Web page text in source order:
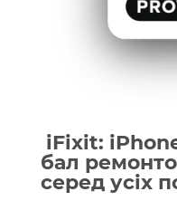
iFixit:
бал
серед усіх